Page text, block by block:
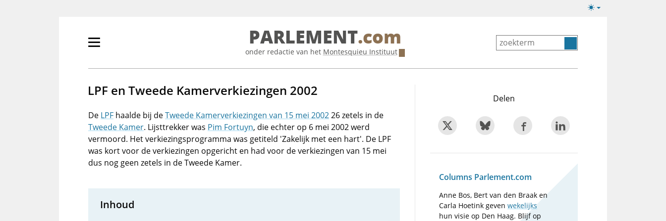
Lichte/donkere
Primair
tonen/verbergen
PARLEMENT.com
onder redactie van het Montesquieu Instituut
LPF en Tweede Kamerverkiezingen 2002
De LPF haalde bij deTweede Kamerverkiezingen van 15 mei 200226 zetels in de
Tweede Kamer. Lijsttrekker was Pim Fortuyn, die echter op 6 mei 2002 werd
vermoord. Het verkiezingsprogramma was getiteld 'Zakelijk met een hart'. De LPF
was kort voor de verkiezingen opgericht en had voor de verkiezingen van 15 mei
dus nog geen zetels in de Tweede Kamer.
Inhoud
Delen
Columns Parlement.com
Anne Bos, Bert van den Braak en
Carla Hoetink gevenwekelijks
hun visie op Den Haag. Blijf op